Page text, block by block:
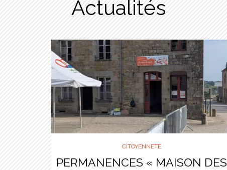
Actualités
CITOYENNETÉ
PERMANENCES « MAISON DES